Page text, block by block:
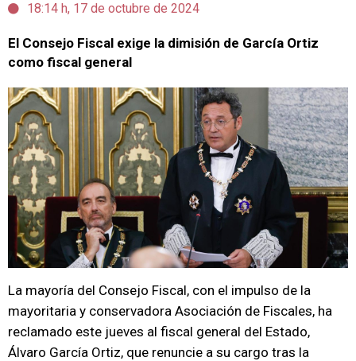
18:14 h, 17 de octubre de 2024
El Consejo Fiscal exige la dimisión de García Ortiz
como fiscal general
La mayoría del Consejo Fiscal, con el impulso de la
mayoritaria y conservadora Asociación de Fiscales, ha
reclamado este jueves al fiscal general del Estado,
Álvaro García Ortiz, que renuncie a su cargo tras la